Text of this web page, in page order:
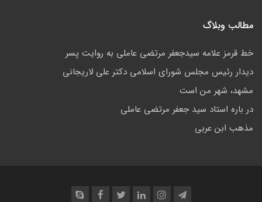
مطالب وبلاگ
خط قرمز علامه سیدجعفر مرتضی عاملی به روایت پسر
ديدار رئيس مجلس شوراى اسلامي دكتر على لاريجانى
مشهد، شهر من است
در باره استاد سید جعفر مرتضی عاملی
مذهب ابن عربى